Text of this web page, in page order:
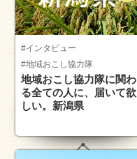
#インタビュー
#地域おこし協力隊
地域おこし協力隊に関わ
る全ての人に、届いて欲
しい。新潟県